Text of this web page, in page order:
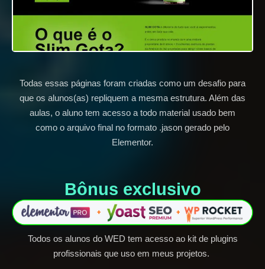
Todas essas páginas foram criadas como um desafio para
que os alunos(as) repliquem a mesma estrutura. Além das
aulas, o aluno tem acesso a todo material usado bem
como o arquivo final no formato .jason gerado pelo
Elementor.
Bônus exclusivo​
Todos os alunos do WED tem acesso ao kit de plugins
profissionais que uso em meus projetos.